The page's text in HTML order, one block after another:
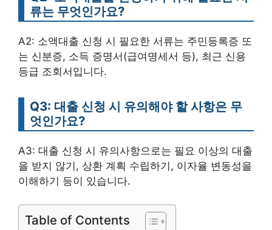
류는 무엇인가요?
A2: 소액대출 신청 시 필요한 서류는 주민등록증 또
는 신분증, 소득 증명서(급여명세서 등), 최근 신용
등급 조회서입니다.
Q3: 대출 신청 시 유의해야 할 사항은 무
엇인가요?
A3: 대출 신청 시 유의사항으로는 필요 이상의 대출
을 받지 않기, 상환 계획 수립하기, 이자율 변동성을
이해하기 등이 있습니다.
Table of Contents